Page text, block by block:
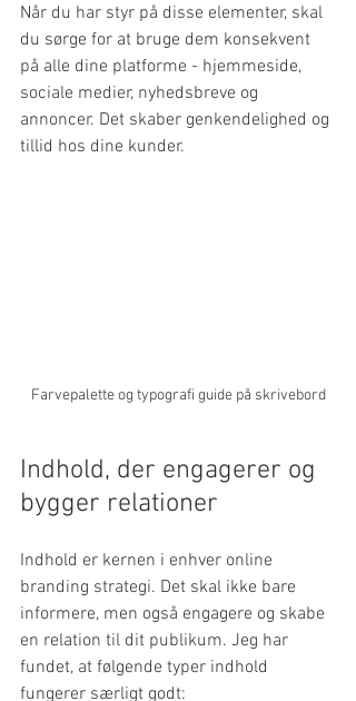
Når du har styr på disse elementer, skal
du sørge for at bruge dem konsekvent
på alle dine platforme - hjemmeside,
sociale medier, nyhedsbreve og
annoncer. Det skaber genkendelighed og
tillid hos dine kunder.
Farvepalette og typografi guide på skrivebord
Indhold, der engagerer og
bygger relationer
Indhold er kernen i enhver online
branding strategi. Det skal ikke bare
informere, men også engagere og skabe
en relation til dit publikum. Jeg har
fundet, at følgende typer indhold
fungerer særligt godt: